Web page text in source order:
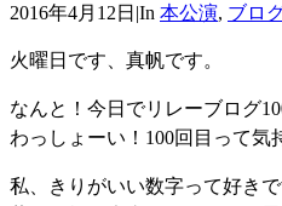
2016年4月12日 |In 本公演, ブロ
火曜日です、真帆です。
なんと！今日でリレーブログ
わっしょーい！100回目って気
私、きりがいい数字って好きで